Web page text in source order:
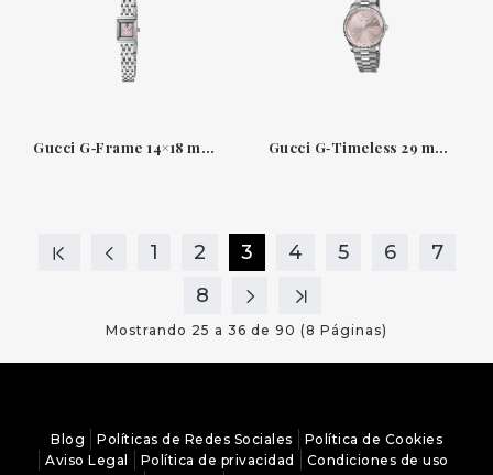
Gucci G‑Frame 14×18 mm — Acero con esfera rosa y diamantes Gucci G‑Timeless 29 mm — Reloj de acero con esfera rosa y diamantes
1 2 3 4 5 6
7
8
Mostrando 25 a 36 de 90 (8 Páginas)
Blog Políticas de Redes Sociales
Política de Cookies
Aviso Legal
Política de privacidad
Condiciones de uso